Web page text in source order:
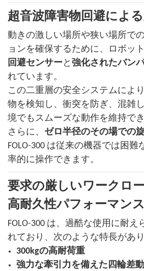
超音波障害物回避によ
動きの激しい場所や狭い場所で
ョンを確保するために、ロボッ
回避センサーと 強化されたバン
れています。
この二重層の安全システムによ
物を検知し、衝突を防ぎ、混雑
境でもスムーズな動作を維持でき
さらに、 ゼロ半径のその場での
FOLO-300 は従来の機器では困難
率的に操作できます。
要求の厳しいワークロ
高耐久性パフォーマンス
FOLO-300 は、過酷な使用に耐え
れており、次のような特長があり
300kgの高耐荷重
強力な牽引力を備えた四輪差